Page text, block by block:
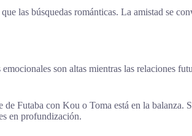
las búsquedas románticas. La amistad se
son altas mientras las relaciones
Futaba con Kou o Toma está en la
en profundización.